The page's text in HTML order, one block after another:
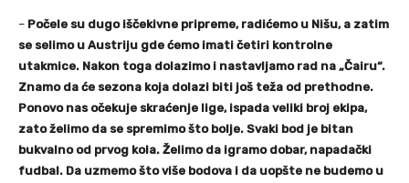
– Počele su dugo iščekivne pripreme, radićemo u Nišu, a zatim
se selimo u Austriju gde ćemo imati četiri kontrolne
utakmice. Nakon toga dolazimo i nastavljamo rad na „Čairu“.
Znamo da će sezona koja dolazi biti još teža od prethodne.
Ponovo nas očekuje skraćenje lige, ispada veliki broj ekipa,
zato želimo da se spremimo što bolje. Svaki bod je bitan
bukvalno od prvog kola. Želimo da igramo dobar, napadački
fudbal. Da uzmemo što više bodova i da uopšte ne budemo u